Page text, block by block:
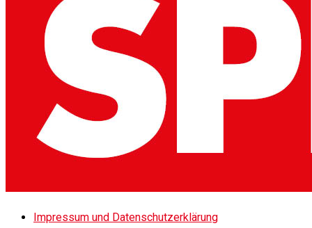
Impressum und Datenschutzerklärung